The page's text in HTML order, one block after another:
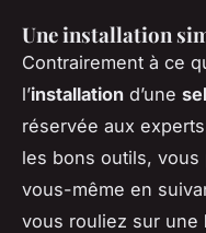
Une installation
Contrairement à ce
l’installation d’une
réservée aux
les bons outils,
vous-même en
vous rouliez sur une